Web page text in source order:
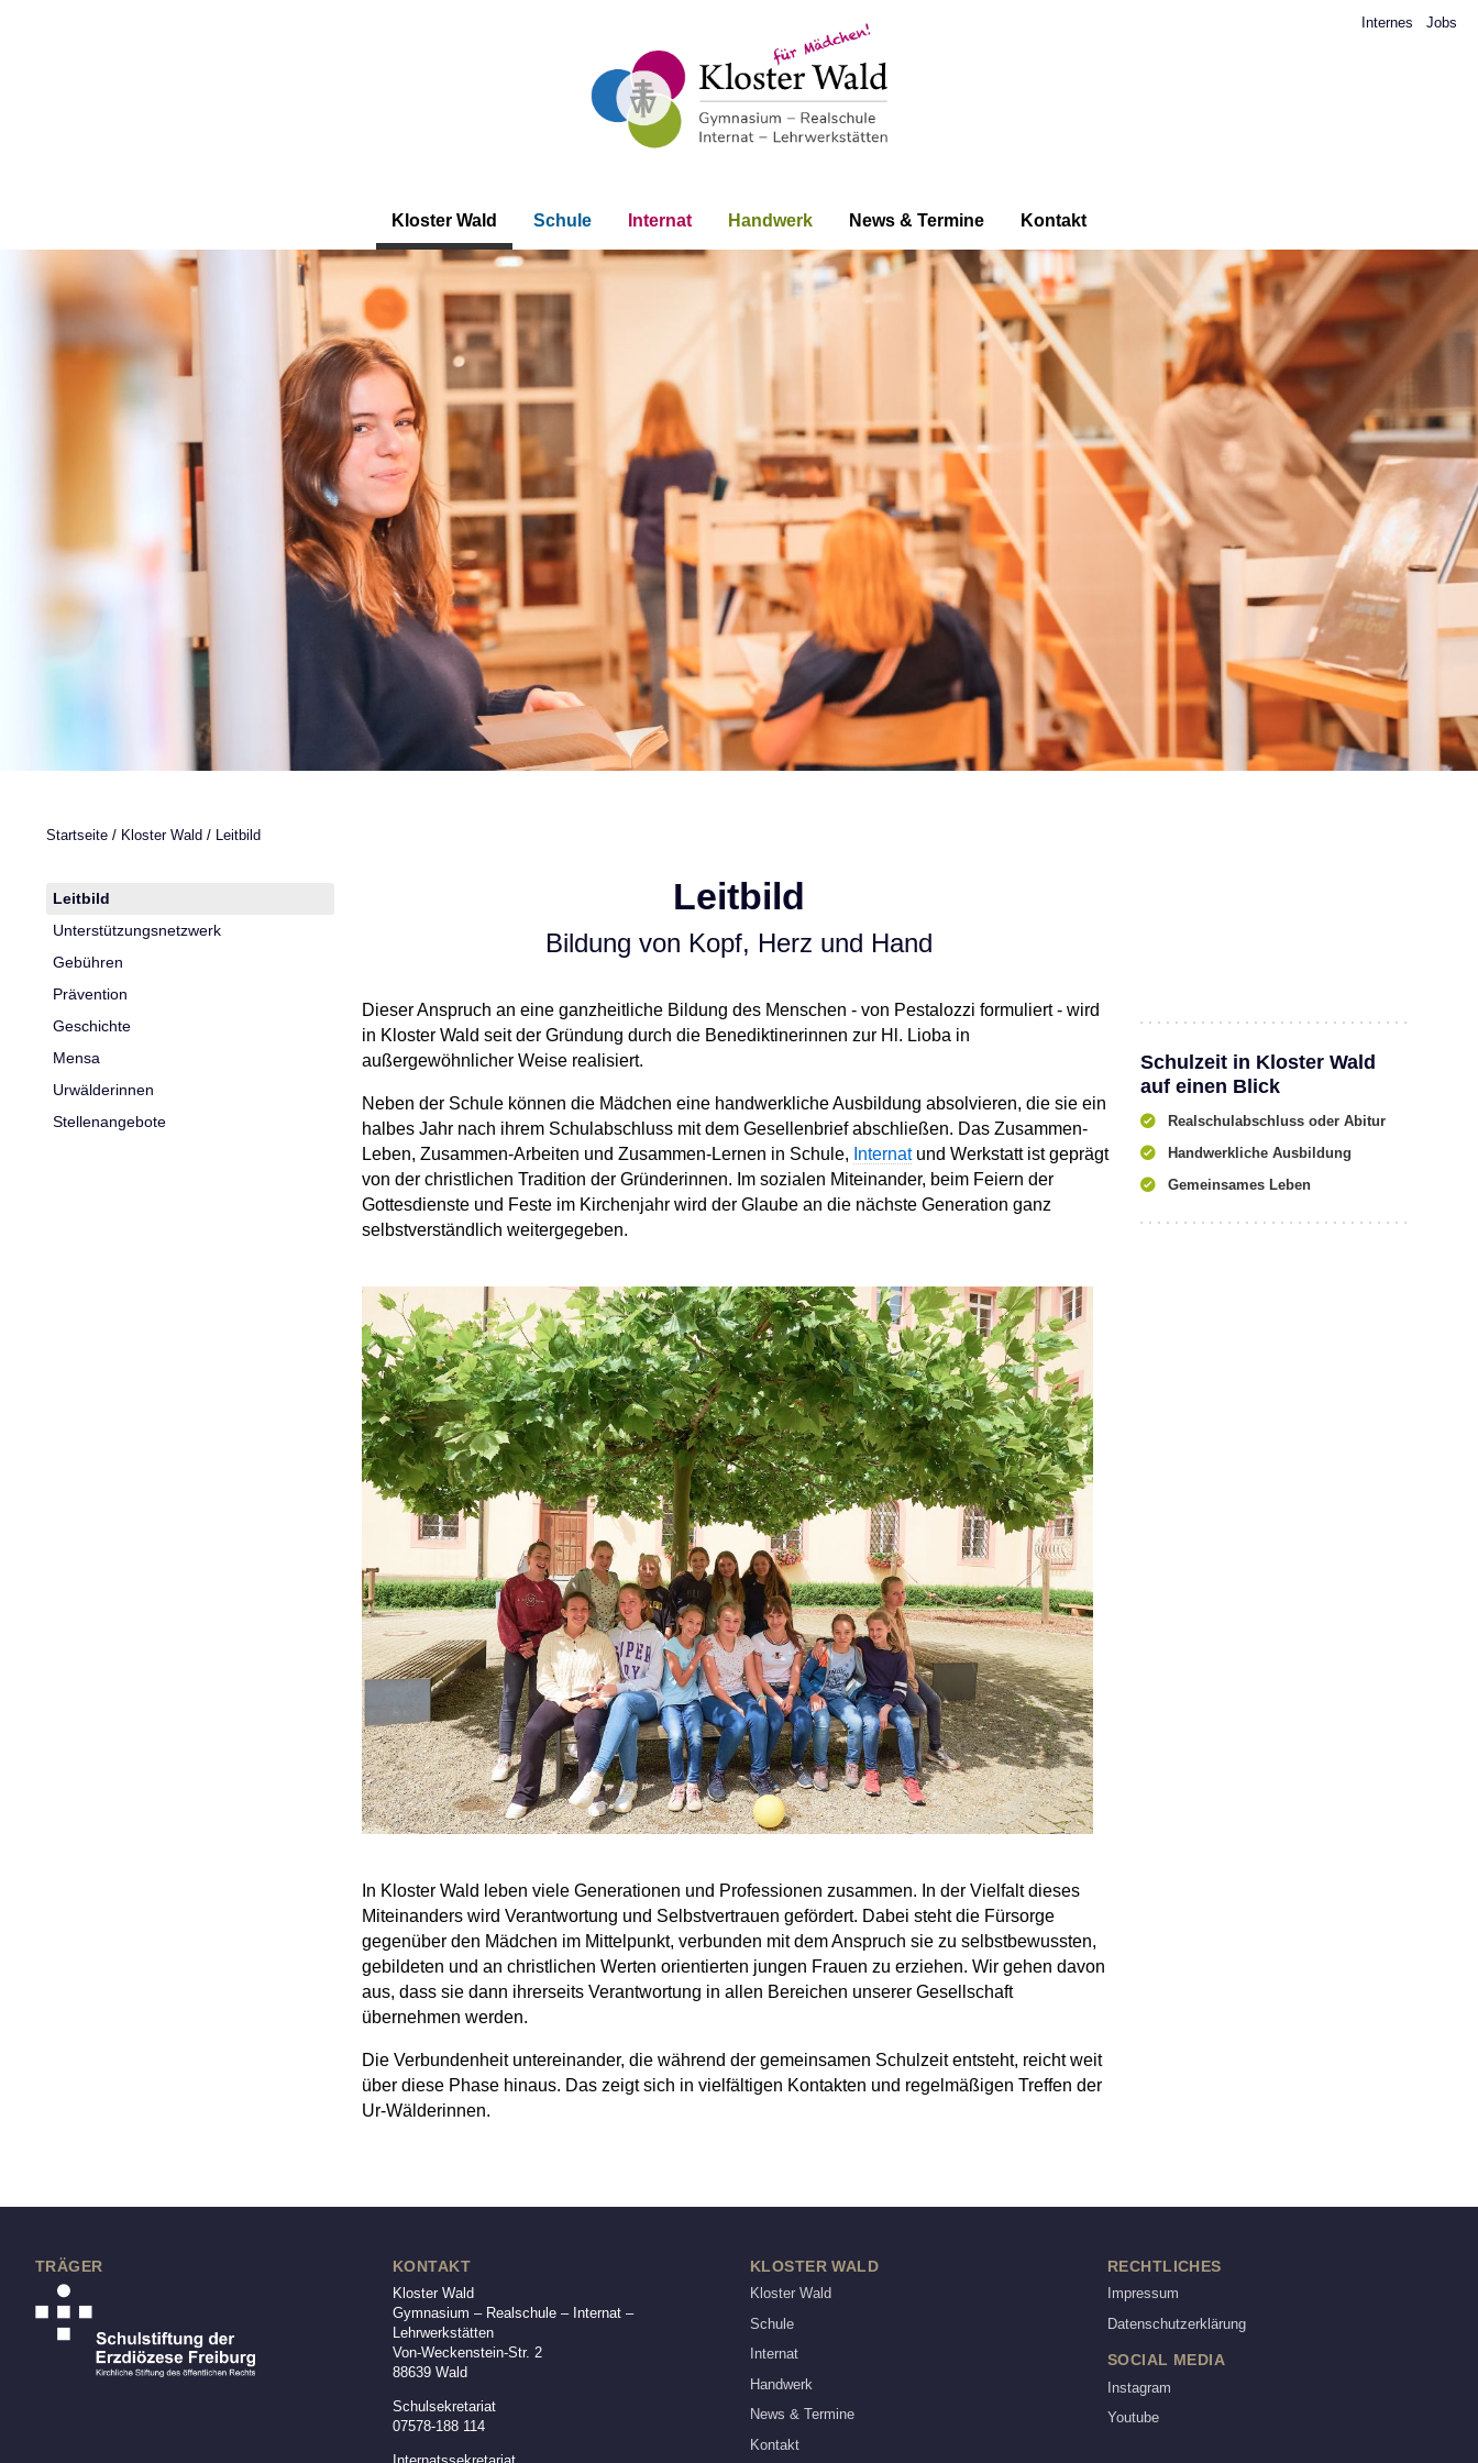
Internes Jobs
Kloster Wald Schule Internat Handwerk News & Termine Kontakt
Startseite / Kloster Wald / Leitbild
Leitbild
Unterstützungsnetzwerk
Gebühren
Prävention
Geschichte
Mensa
Urwälderinnen
Stellenangebote
Leitbild
Bildung von Kopf, Herz und Hand
Dieser Anspruch an eine ganzheitliche Bildung des Menschen - von Pestalozzi formuliert - wird
in Kloster Wald seit der Gründung durch die Benediktinerinnen zur Hl. Lioba in
außergewöhnlicher Weise realisiert.
Neben der Schule können die Mädchen eine handwerkliche Ausbildung absolvieren, die sie ein
halbes Jahr nach ihrem Schulabschluss mit dem Gesellenbrief abschließen. Das Zusammen-
Leben, Zusammen-Arbeiten und Zusammen-Lernen in Schule, Internatund Werkstatt ist geprägt
von der christlichen Tradition der Gründerinnen. Im sozialen Miteinander, beim Feiern der
Gottesdienste und Feste im Kirchenjahr wird der Glaube an die nächste Generation ganz
selbstverständlich weitergegeben.
In Kloster Wald leben viele Generationen und Professionen zusammen. In der Vielfalt dieses
Miteinanders wird Verantwortung und Selbstvertrauen gefördert. Dabei steht die Fürsorge
gegenüber den Mädchen im Mittelpunkt, verbunden mit dem Anspruch sie zu selbstbewussten,
gebildeten und an christlichen Werten orientierten jungen Frauen zu erziehen. Wir gehen davon
aus, dass sie dann ihrerseits Verantwortung in allen Bereichen unserer Gesellschaft
übernehmen werden.
Die Verbundenheit untereinander, die während der gemeinsamen Schulzeit entsteht, reicht weit
über diese Phase hinaus. Das zeigt sich in vielfältigen Kontakten und regelmäßigen Treffen der
Ur-Wälderinnen.
Schulzeit in Kloster Wald
auf einen Blick
Realschulabschluss oder Abitur
Handwerkliche Ausbildung
Gemeinsames Leben
TRÄGER KONTAKT
Kloster Wald
Gymnasium – Realschule – Internat –
Lehrwerkstätten
Von-Weckenstein-Str. 2
88639 Wald
Schulsekretariat
07578-188 114
KLOSTER WALD
Kloster Wald
Schule
Internat
Handwerk
News & Termine
Kontakt
RECHTLICHES
Impressum
Datenschutzerklärung
SOCIAL MEDIA
Instagram
Youtube